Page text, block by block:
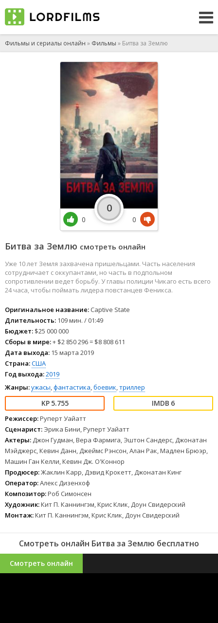
Фильмы и сериалы онлайн » Фильмы » Битва за Землю
Битва за Землю смотреть онлайн
Уже 10 лет Земля захвачена пришельцами. Часть населения
сотрудничает с оккупантами, но часть в подпольном
сопротивлении ведет борьбу. У главы полиции Чикаго есть всего
24 часа, чтобы поймать лидера повстанцев Феникса.
Оригинальное название: Captive State
Длительность: 109 мин. / 01:49
Бюджет: $25 000 000
Сборы в мире:+ $2 850 296 = $8 808 611
Дата выхода: 15 марта 2019
Страна:США
Год выхода:2019
Жанры:ужасы,фантастика,боевик,триллер
5.755 6
Режиссер:Руперт Уайатт
Сценарист: Эрика Бини, Руперт Уайатт
Актеры: Джон Гудман, Вера Фармига, Эштон Сандерс, Джонатан
Мэйджерс, Кевин Данн, Джеймс Рэнсон, Алан Рак, Мадлен Брюэр,
Машин Ган Келли, Кевин Дж. О'Коннор
Продюсер:Жаклин Карр, Дэвид Крокетт, Джонатан Кинг
Оператор:Алекс Дизенхоф
Композитор:Роб Симонсен
Художник:Кит П. Каннингэм, Крис Клик, Доун Свидерский
Монтаж:Кит П. Каннингэм, Крис Клик, Доун Свидерский
0
0
0
Смотреть онлайн Битва за Землю бесплатно
Смотреть онлайн